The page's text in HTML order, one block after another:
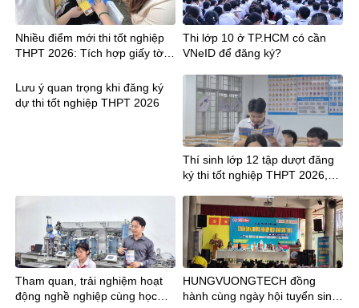
Nhiều điểm mới thi tốt nghiệp
THPT 2026: Tích hợp giấy tờ,
ngày
Thi lớp 10 ở TP.HCM có cần
VNeID để đăng ký?
Lưu ý quan trọng khi đăng ký
dự thi tốt nghiệp THPT 2026
Thí sinh lớp 12 tập dượt đăng
ký thi tốt nghiệp THPT 2026,
Tham quan, trải nghiệm hoạt
động nghề nghiệp cùng học
HUNGVUONGTECH đồng
hành cùng ngày hội tuyển sinh